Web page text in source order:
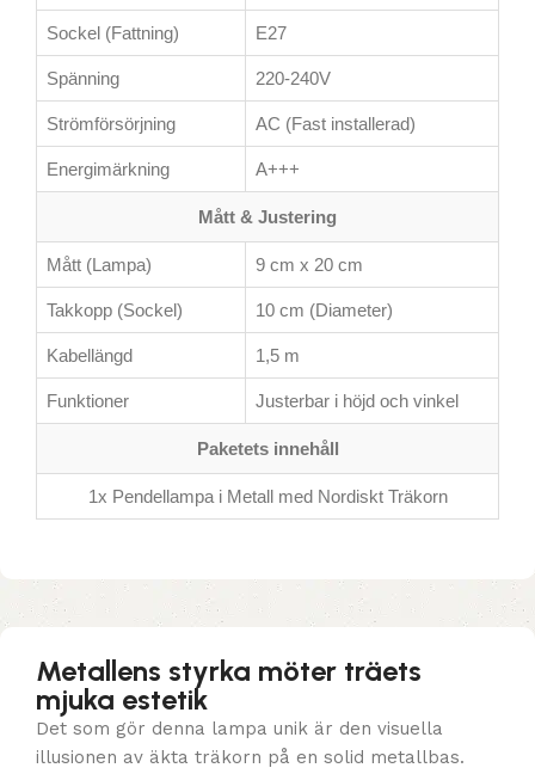
Sockel (Fattning) E27
Spänning 220-240V
Strömförsörjning AC (Fast installerad)
Energimärkning A+++
Mått & Justering
Mått (Lampa) 9 cm x 20 cm
Takkopp (Sockel) 10 cm (Diameter)
Kabellängd 1,5 m
Funktioner Justerbar i höjd och vinkel
Paketets innehåll
1x Pendellampa i Metall med Nordiskt Träkorn
Metallens styrka möter träets
mjuka estetik
Det som gör denna lampa unik är den visuella
illusionen av äkta träkorn på en solid metallbas.